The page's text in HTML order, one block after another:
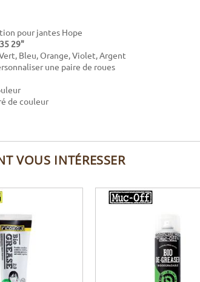
pour jantes Hope
29"
Bleu, Orange, Violet, Argent
une paire de roues
de couleur
VOUS INTÉRESSER